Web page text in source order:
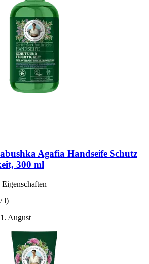
Agafia Handseife Schutz
300 ml
l)
August